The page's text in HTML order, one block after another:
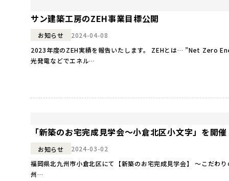
サン建築工房のZEH事業目標公開
お知らせ
2024-04-08
2023年度のZEH実績を報告いたします。 ZEHとは… ”Net Zero
光発電などでエネル…
「新築のお宅完成見学会～小倉北区小文字」を開
お知らせ
2024-03-02
福岡県北九州市小倉北区にて【新築のお宅完成見学会】 ～こだわりの間取りとインテリア『OMソーラーの家』完成見学会”を開催します！ ●日時● ※終了しました ●会場● 福岡県北九
州…